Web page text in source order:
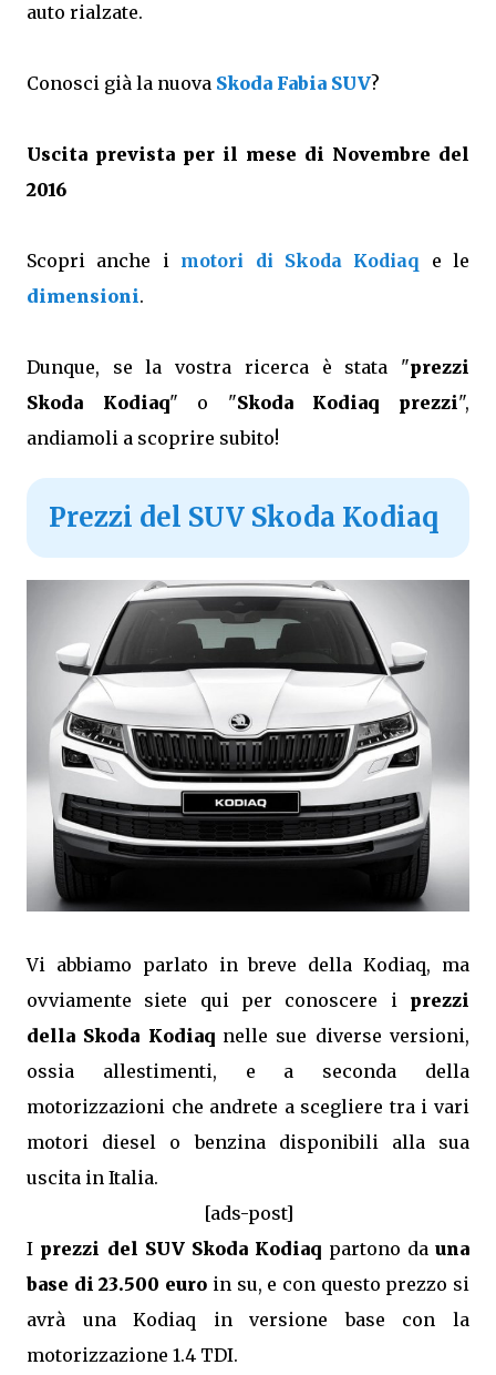
auto rialzate.
Conosci già la nuova Skoda Fabia SUV?
Uscita prevista per il mese di Novembre del
2016
Scopri anche i motori di Skoda Kodiaq e le
dimensioni.
Dunque, se la vostra ricerca è stata "prezzi
Skoda Kodiaq" o "Skoda Kodiaq prezzi",
andiamoli a scoprire subito!
Prezzi del SUV Skoda Kodiaq
Vi abbiamo parlato in breve della Kodiaq, ma
ovviamente siete qui per conoscere i prezzi
della Skoda Kodiaqnelle sue diverse versioni,
ossia allestimenti, e a seconda della
motorizzazioni che andrete a scegliere tra i vari
motori diesel o benzina disponibili alla sua
uscita in Italia.
[ads-post]
I prezzi del SUV Skoda Kodiaq partono da una
base di 23.500 euro in su, e con questo prezzo si
avrà una Kodiaq in versione base con la
motorizzazione 1.4 TDI.